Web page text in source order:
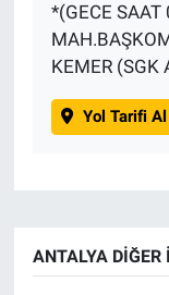
*(GECE
KEMER (SGK
Yol Tarifi Al
ANTALYA DIĞER